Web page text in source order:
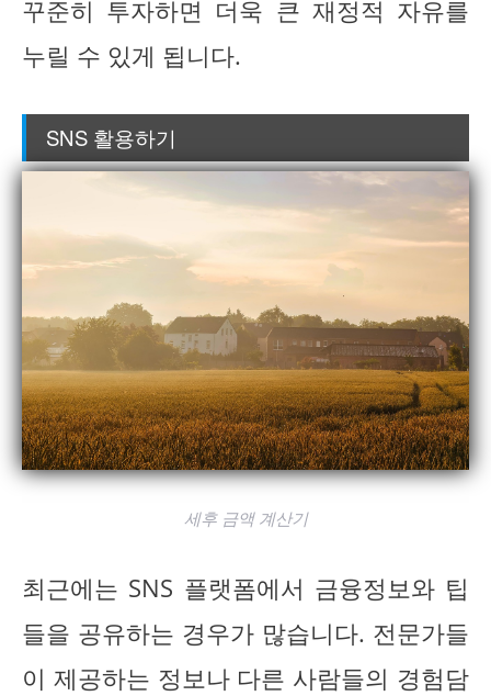
꾸준히 투자하면 더욱 큰 재정적 자유를
누릴 수 있게 됩니다.
SNS 활용하기
세후 금액 계산기
최근에는 SNS 플랫폼에서 금융정보와 팁
들을 공유하는 경우가 많습니다. 전문가들
이 제공하는 정보나 다른 사람들의 경험담